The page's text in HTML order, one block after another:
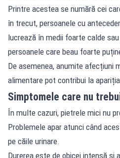
Printre acestea se numără cei
în trecut, persoanele cu
lucrează în medii foarte calde
persoanele care beau foarte
De asemenea, anumite afecțiuni
alimentare pot contribui la
Simptomele care nu
În multe cazuri, pietrele mici nu
Problemele apar atunci când
pe căile urinare.
Durerea este de obicei intensă și